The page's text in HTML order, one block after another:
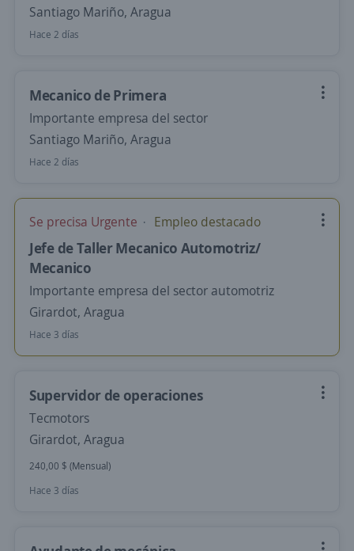
Santiago Mariño, Aragua
Hace 2 días
Mecanico de Primera
Importante empresa del sector
Santiago Mariño, Aragua
Hace 2 días
Se precisa Urgente Empleo destacado
Jefe de Taller Mecanico Automotriz/
Mecanico
Importante empresa del sector automotriz
Girardot, Aragua
Hace 3 días
Supervidor de operaciones
Tecmotors
Girardot, Aragua
240,00 $ (Mensual)
Hace 3 días